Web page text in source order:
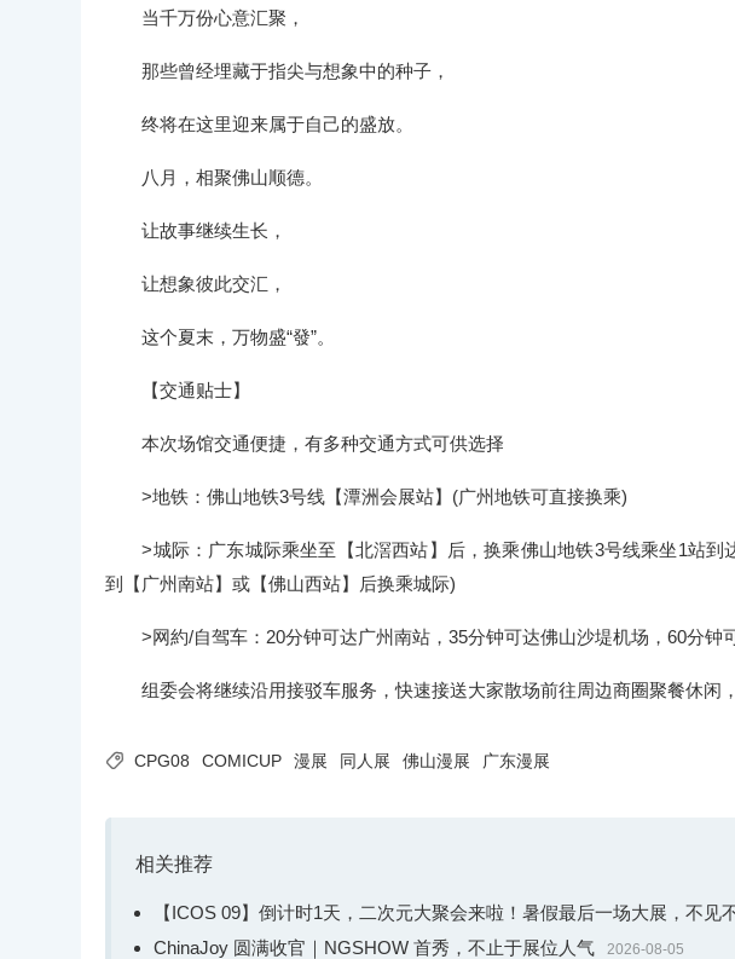
当千万份心意汇聚，
那些曾经埋藏于指尖与想象中的种子，
终将在这里迎来属于自己的盛放。
八月，相聚佛山顺德。
让故事继续生长，
让想象彼此交汇，
这个夏末，万物盛“發”。
【交通贴士】
本次场馆交通便捷，有多种交通方式可供选择
>地铁：佛山地铁3号线【潭洲会展站】(广州地铁可直接换乘)
>城际：广东城际乘坐至【北滘西站】后，换乘佛山地铁3号线乘坐1站到
到【广州南站】或【佛山西站】后换乘城际)
>网約/自驾车：20分钟可达广州南站，35分钟可达佛山沙堤机场，60分钟
组委会将继续沿用接驳车服务，快速接送大家散场前往周边商圈聚餐休闲，
 CPG08 COMICUP 漫展 同人展 佛山漫展 广东漫展
相关推荐
【ICOS 09】倒计时1天，二次元大聚会来啦！暑假最后一场大展，不见
ChinaJoy 圆满收官｜NGSHOW 首秀，不止于展位人气 2026-08-05